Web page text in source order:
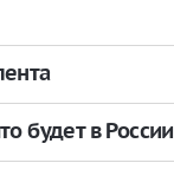
будет в России